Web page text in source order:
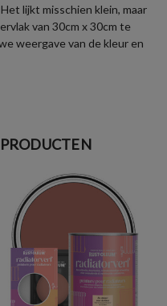
lijkt misschien klein, maar
van 30cm x 30cm te
weergave van de kleur en